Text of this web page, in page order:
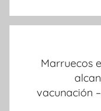
Marruecos
vacunación